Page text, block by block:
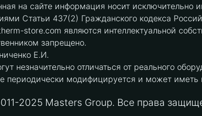
на сайте информация носит исключительно
Статьи 437(2) Гражданского кодекса
store.com являются интеллектуальной
запрещено.
Е.И.
незначительно отличаться от реального
модифицируется и может иметь
2025 Masters Group. Все права